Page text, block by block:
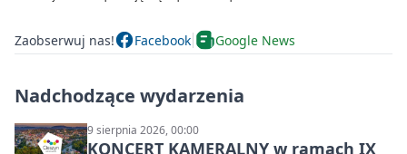
Zaobserwuj nas! Facebook Google News
Nadchodzące wydarzenia
9 sierpnia 2026, 00:00
KONCERT KAMERALNY w ramach IX